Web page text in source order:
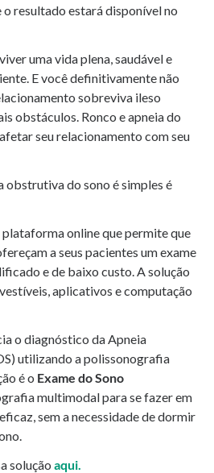
resultado estará disponível no
uma vida plena, saudável e
E você definitivamente não
sobreviva ileso
obstáculos. Ronco e apneia do
seu relacionamento com seu
obstrutiva do sono é simples é
online que permite que
a seus pacientes um exame
e de baixo custo. A solução
aplicativos e computação
o diagnóstico da Apneia
utilizando a polissonografia
é o Exame do Sono
multimodal para se fazer em
sem a necessidade de dormir
solução aqui.